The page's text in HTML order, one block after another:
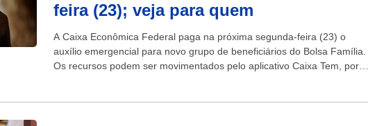
feira (23); veja para quem
A Caixa Econômica Federal paga na próxima segunda-feira (23) o
auxílio emergencial para novo grupo de beneficiários do Bolsa Família.
Os recursos podem ser movimentados pelo aplicativo Caixa Tem, por